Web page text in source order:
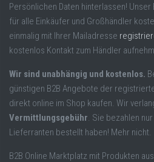
Persönlichen Daten hinterlassen!
für alle Einkäufer und Großhändler
einmalig mit Ihrer Mailadresse
kostenlos Kontakt zum Händler
Wir sind unabhängig und kostenlos.
günstigen B2B Angebote der
direkt online im Shop kaufen. Wir
Vermittlungsgebühr. Sie bezahlen
Lieferranten bestellt haben! Mehr nicht.
B2B Online Marktplatz mit Produkten